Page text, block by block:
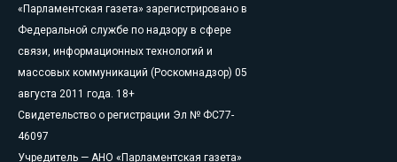
«Парламентская газета» зарегистрировано в
Федеральной службе по надзору в сфере
связи, информационных технологий и
массовых коммуникаций (Роскомнадзор) 05
августа 2011 года. 18+
Свидетельство о регистрации Эл № ФС77-
46097
Учредитель — АНО «Парламентская газета»